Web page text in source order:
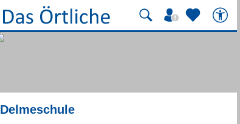
Delmeschule